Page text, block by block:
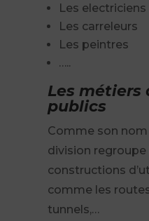
Les electriciens
Les carreleurs
Les peintres
…..
Les métiers
publics
Comme son nom
division regroupe
constructions
comme les
tunnels,…